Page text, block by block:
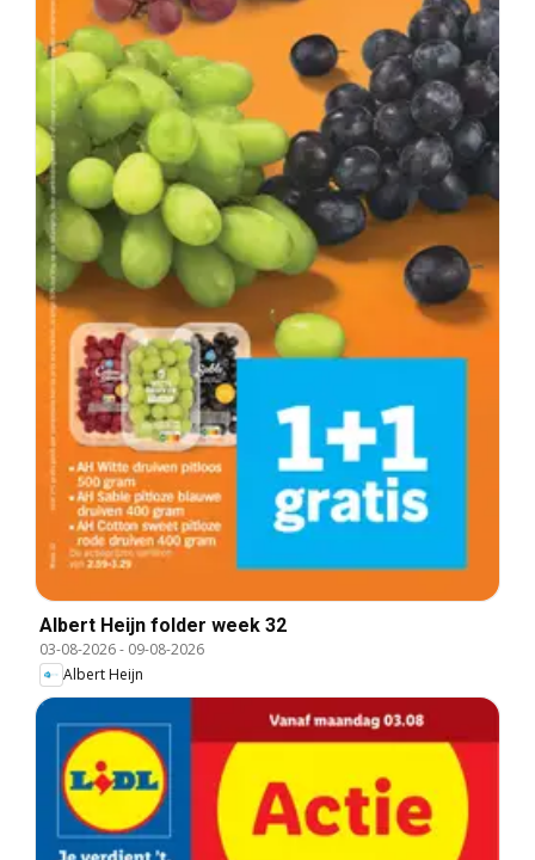
Albert Heijn folder week 32
03-08-2026- 09-08-2026
Albert Heijn